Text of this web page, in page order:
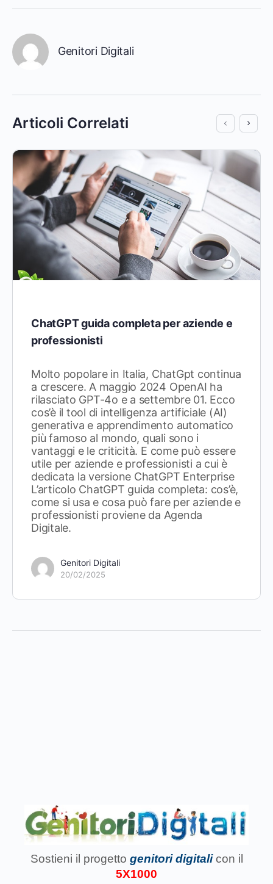
Genitori Digitali
Articoli Correlati
ChatGPT guida completa per aziende e
professionisti
Molto popolare in Italia, ChatGpt continua
a crescere. A maggio 2024 OpenAI ha
rilasciato GPT-4o e a settembre 01. Ecco
cos’è il tool di intelligenza artificiale (AI)
generativa e apprendimento automatico
più famoso al mondo, quali sono i
vantaggi e le criticità. E come può essere
utile per aziende e professionisti a cui è
dedicata la versione ChatGPT Enterprise
L’articolo ChatGPT guida completa: cos’è,
come si usa e cosa può fare per aziende e
professionisti proviene da Agenda
Digitale.
Genitori Digitali
20/02/2025
Sostieni il progetto genitori digitali con il
5X1000